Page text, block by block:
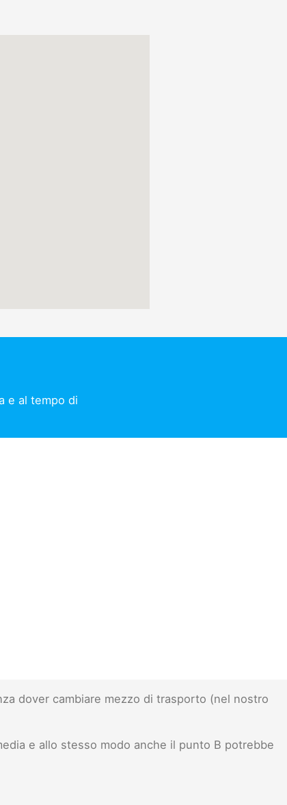
e al tempo di
dover cambiare mezzo di trasporto (nel nostro
e allo stesso modo anche il punto B potrebbe